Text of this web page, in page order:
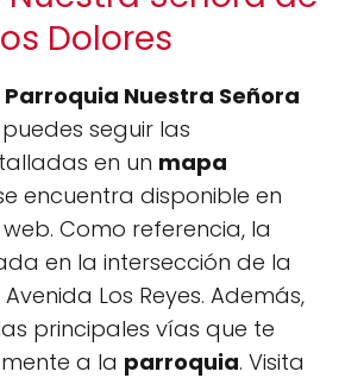
Dolores
Parroquia Nuestra Señora
puedes seguir las
en un mapa
encuentra disponible en
Como referencia, la
en la intersección de la
Los Reyes. Además,
principales vías que te
a la parroquia. Visita